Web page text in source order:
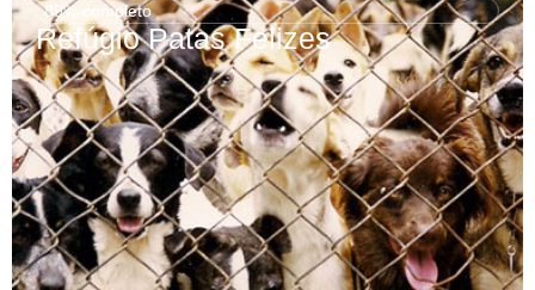
89% completo
Refúgio Patas Felizes